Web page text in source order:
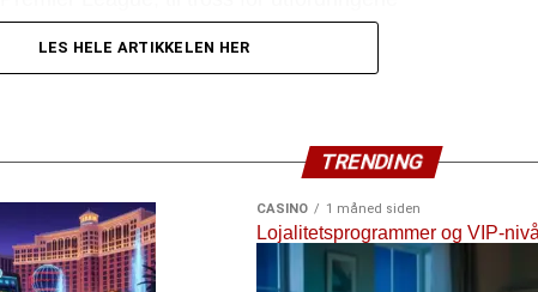
Nye avtaler signeres på løpende bånd, og enda mer
LES HELE ARTIKKELEN HER
TRENDING
CASINO 1 måned siden
Lojalitetsprogrammer og VIP-